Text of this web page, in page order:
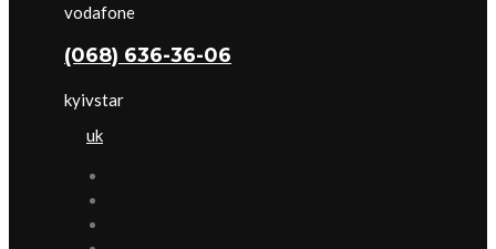
vodafone
(068) 636-36-06
kyivstar
uk